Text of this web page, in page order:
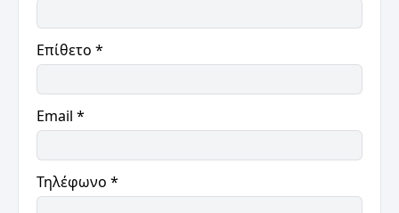
Επίθετο *
Email *
Τηλέφωνο *